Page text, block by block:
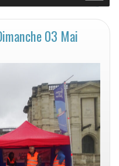
03 Mai